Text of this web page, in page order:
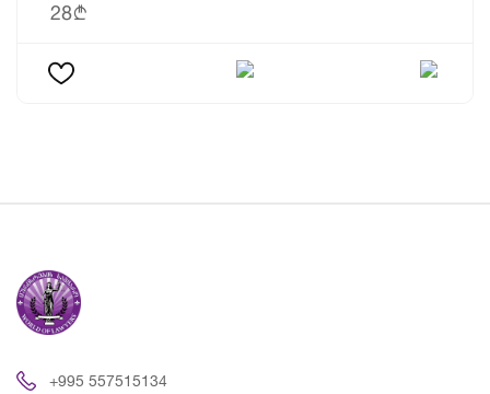
28b
+995 557515134